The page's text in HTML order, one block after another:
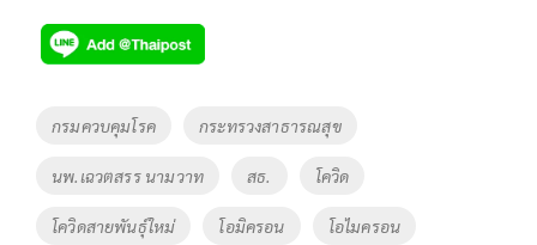
e
b
o
k
tt
er
p
y
Li
k
Tags
กรมควบคุมโรค กระทรวงสาธารณสุข
นพ.เฉวตสรร นามวาท สธ. โควิด
โควิดสายพันธุ์ใหม่ โอมิครอน โอไมครอน